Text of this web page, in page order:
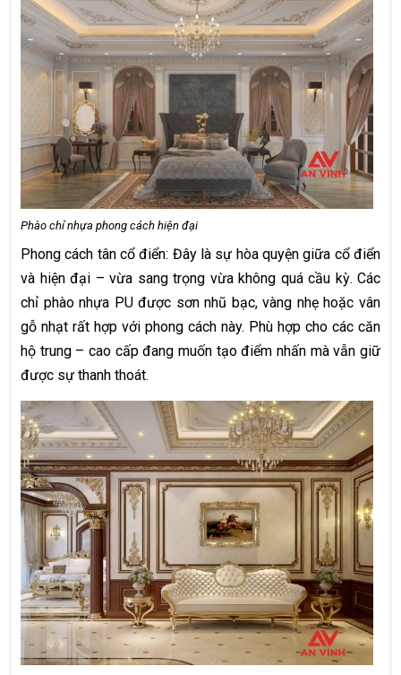
Phào chỉ nhựa phong cách hiện đại
Phong cách tân cổ điển: Đây là sự hòa quyện giữa cổ điển
và hiện đại – vừa sang trọng vừa không quá cầu kỳ. Các
chỉ phào nhựa PU được sơn nhũ bạc, vàng nhẹ hoặc vân
gỗ nhạt rất hợp với phong cách này. Phù hợp cho các căn
hộ trung – cao cấp đang muốn tạo điểm nhấn mà vẫn giữ
được sự thanh thoát.